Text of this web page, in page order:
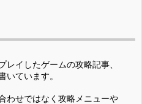
レイしたゲームの攻略記事、
いています。
わせではなく攻略メニューや